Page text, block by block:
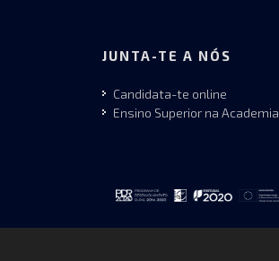
JUNTA-TE A NÓS
Candidata-te online
Ensino Superior na Academia